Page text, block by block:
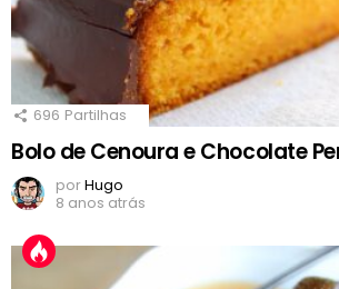
696 Partilhas
Bolo de Cenoura e Chocolate
porHugo
8 anos atrás